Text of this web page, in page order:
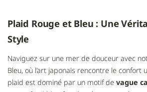
Plaid Rouge et Bleu : Une
Style
Naviguez sur une mer de douceur avec
Bleu, où l’art japonais rencontre le confort
plaid est dominé par un motif de vague